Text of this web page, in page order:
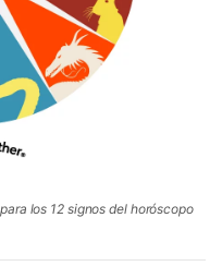
los 12 signos del horóscopo